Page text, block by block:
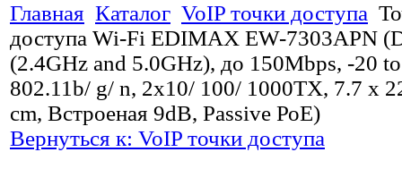
Главная Каталог VoIP точки доступа
доступа Wi-Fi EDIMAX EW-7303APN
(2.4GHz and 5.0GHz), до 150Mbps, -20
802.11b/ g/ n, 2x10/ 100/ 1000TX, 7.7 x
cm, Встроеная 9dB, Passive РоЕ)
Вернуться к: VoIP точки доступа